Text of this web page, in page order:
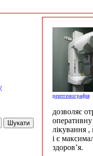
рентгенографія
дозволяє
лікування ,
і є
здоров’я.